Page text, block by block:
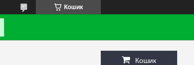
Кошик
Кошик